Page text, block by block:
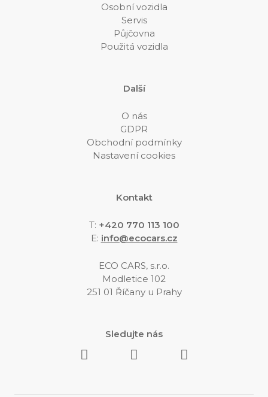
Osobní vozidla
Servis
Půjčovna
Použitá vozidla
Další
O nás
GDPR
Obchodní podmínky
Nastavení cookies
Kontakt
T: +420 770 113 100
E: info@ecocars.cz
ECO CARS, s.r.o.
Modletice 102
251 01 Říčany u Prahy
Sledujte nás